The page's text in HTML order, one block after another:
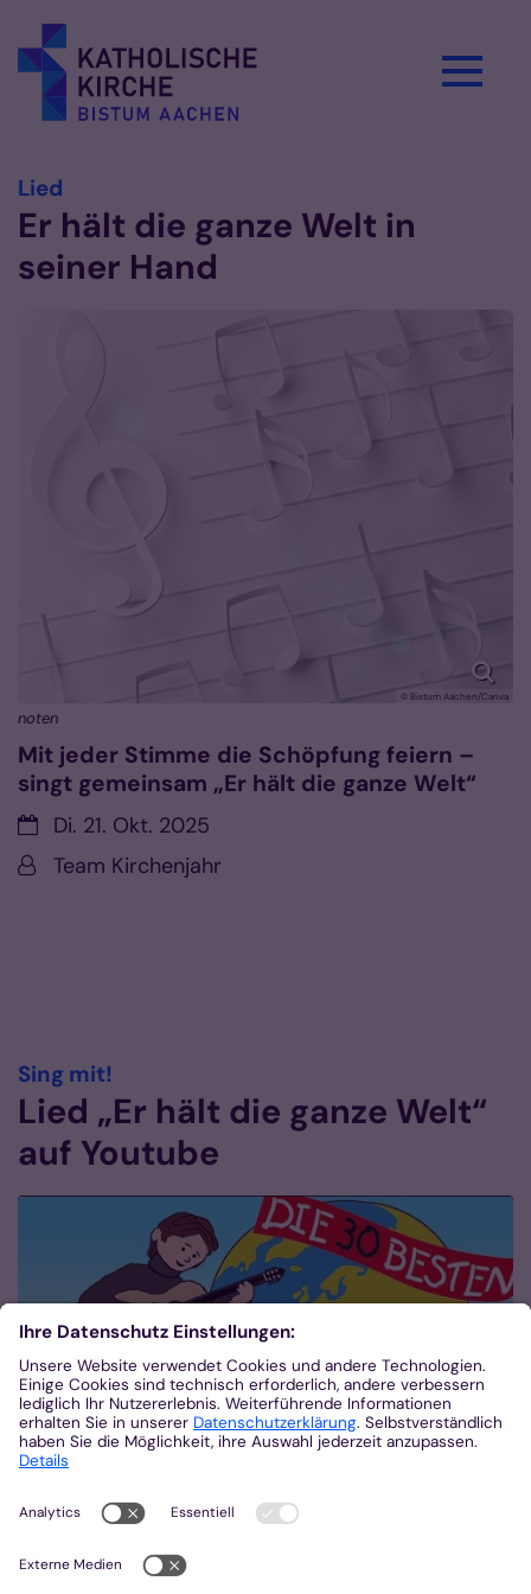
Lied
Er hält die ganze Welt in
seiner Hand
© Bistum Aachen/Canva
noten
Mit jeder Stimme die Schöpfung feiern –
singt gemeinsam „Er hält die ganze Welt“
Datum:Di. 21. Okt. 2025
Von:Team Kirchenjahr
Sing mit!
Lied „Er hält die ganze Welt“
auf Youtube
Zurück